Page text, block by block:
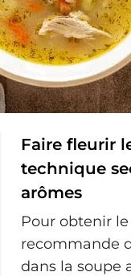
Faire fleurir
technique
arômes
Pour obtenir
recommande
dans la soupe